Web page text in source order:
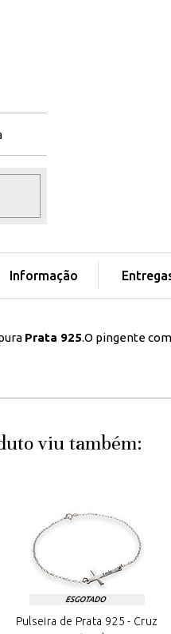
Informação
Prata 925.O pingente
viu também:
Pulseira de Prata 925 - Cruz